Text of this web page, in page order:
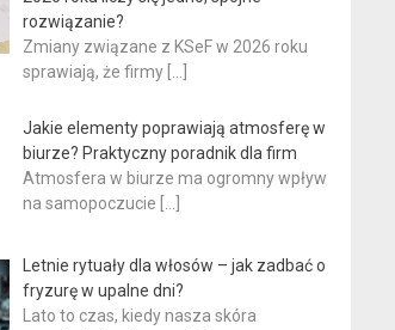
rozwiązanie?
Zmiany związane z KSeF w 2026 roku
sprawiają, że firmy
Jakie elementy poprawiają atmosferę w
biurze? Praktyczny poradnik dla firm
Atmosfera w biurze ma ogromny wpływ
na samopoczucie
Letnie rytuały dla włosów – jak zadbać o
fryzurę w upalne dni?
Lato to czas, kiedy nasza skóra